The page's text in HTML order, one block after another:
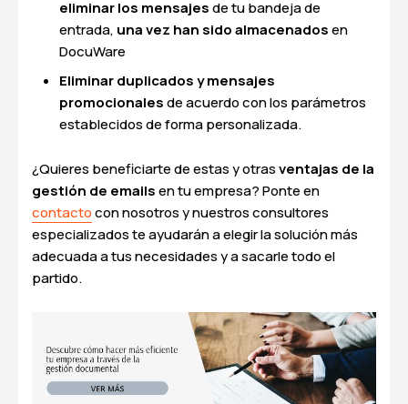
eliminar los mensajesde tu bandeja de
entrada, una vez han sido almacenadosen
DocuWare
Eliminar duplicados y mensajes
promocionalesde acuerdo con los parámetros
establecidos de forma personalizada.
¿Quieres beneficiarte de estas y otrasventajas de la
gestión de emailsen tu empresa? Ponte en
contactocon nosotros y nuestros consultores
especializados te ayudarán a elegir la solución más
adecuada a tus necesidades y a sacarle todo el
partido.